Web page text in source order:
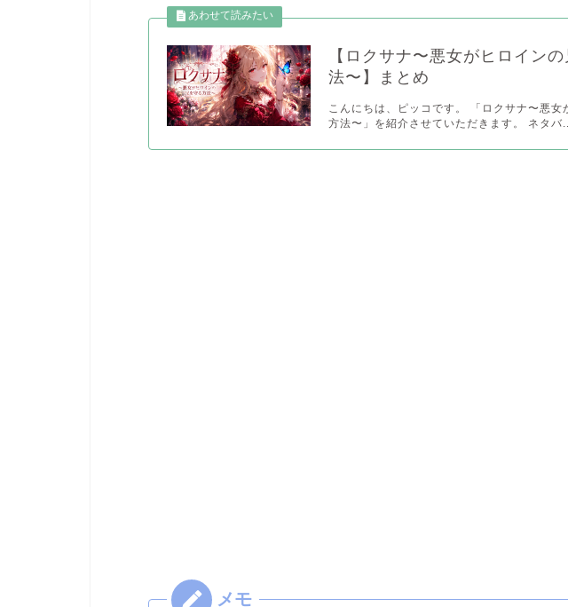
【ロクサナ〜悪女がヒロイン
法〜】まとめ
こんにちは、ピッコです。 「ロクサナ〜悪女
方法〜」を紹介させていただきます。 ネタバ...